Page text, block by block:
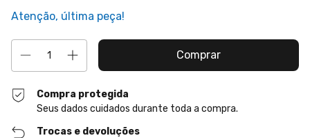
Atenção, última peça!
Compra protegida
Seus dados cuidados durante toda a compra.
Trocas e devoluções